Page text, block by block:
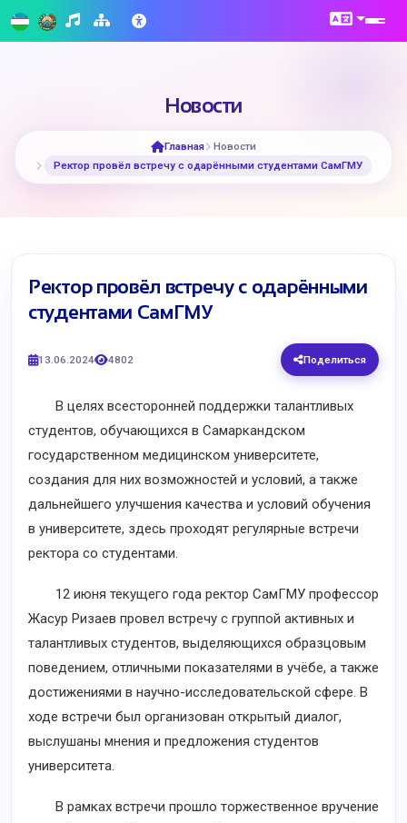
Новости
Главная
Новости
Ректор провёл встречу с одарёнными студентами СамГМУ
Ректор провёл встречу с одарёнными
студентами СамГМУ
13.06.2024 4802 Поделиться
В целях всесторонней поддержки талантливых
студентов, обучающихся в Самаркандском
государственном медицинском университете,
создания для них возможностей и условий, а также
дальнейшего улучшения качества и условий обучения
в университете, здесь проходят регулярные встречи
ректора со студентами.
12 июня текущего года ректор СамГМУ профессор
Жасур Ризаев провел встречу с группой активных и
талантливых студентов, выделяющихся образцовым
поведением, отличными показателями в учёбе, а также
достижениями в научно-исследовательской сфере. В
ходе встречи был организован открытый диалог,
выслушаны мнения и предложения студентов
университета.
В рамках встречи прошло торжественное вручение